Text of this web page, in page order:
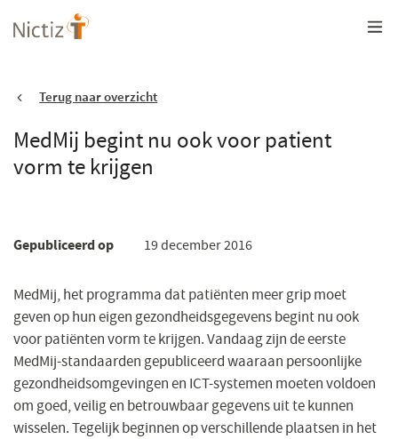
Overslaan
en
gaanTerug naar overzicht
MedMij begint nu ook voor patient
vorm te krijgen
Gepubliceerd op 19 december 2016
MedMij, het programma dat patiënten meer grip moet
geven op hun eigen gezondheidsgegevens begint nu ook
voor patiënten vorm te krijgen. Vandaag zijn de eerste
MedMij-standaarden gepubliceerd waaraan persoonlijke
gezondheidsomgevingen en ICT-systemen moeten voldoen
om goed, veilig en betrouwbaar gegevens uit te kunnen
wisselen. Tegelijk beginnen op verschillende plaatsen in het